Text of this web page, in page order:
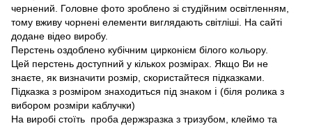
чернений. Головне фото зроблено зі студійним освітленням,
тому вживу чорнені елементи виглядають світліші. На сайті
додане відео виробу.
Перстень оздоблено кубічним цирконієм білого кольору.
Цей перстень доступний у кількох розмірах. Якщо Ви не
знаєте, як визначити розмір, скористайтеся підказками.
Підказка з розміром знаходиться під знаком ℹ (біля ролика з
вибором розміри каблучки)
На виробі стоїть проба держзразка з тризубом, клеймо та